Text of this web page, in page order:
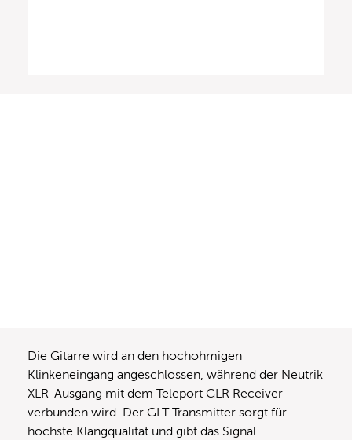
Die Gitarre wird an den hochohmigen
Klinkeneingang angeschlossen, während der Neutrik
XLR-Ausgang mit dem Teleport GLR Receiver
verbunden wird. Der GLT Transmitter sorgt für
höchste Klangqualität und gibt das Signal